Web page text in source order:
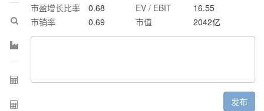
市盈增长比率
0.68 EV / EBIT
16.55
市销率
0.69 市值 2042亿
发布